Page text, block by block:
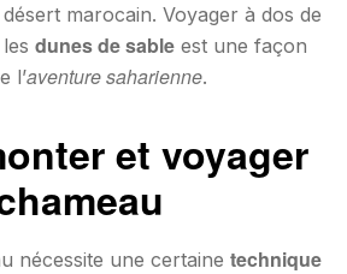
marocain. Voyager à dos de
dunes de sable est une façon
l’aventure saharienne.
et voyager
nécessite une certaine technique